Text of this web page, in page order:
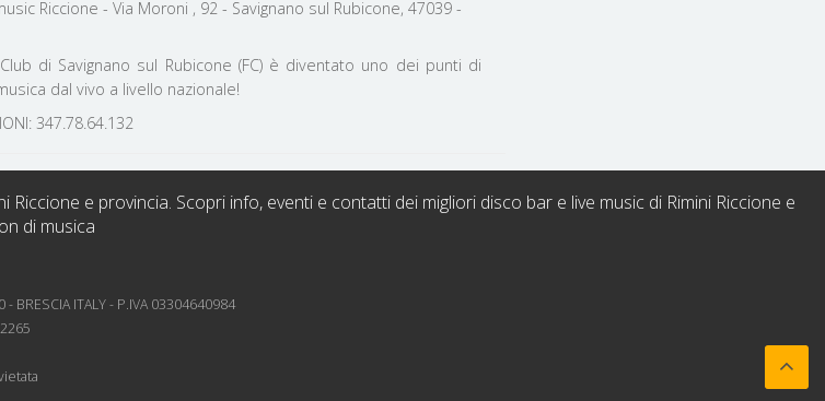
Riccione - Via Moroni , 92 - Savignano sul Rubicone, 47039 -
di Savignano sul Rubicone (FC) è diventato uno dei punti di
dal vivo a livello nazionale!
347.78.64.132
Riccione e provincia. Scopri info, eventi e contatti dei migliori disco bar e live music di Rimini Riccione e
di musica
BRESCIA ITALY - P.IVA 03304640984